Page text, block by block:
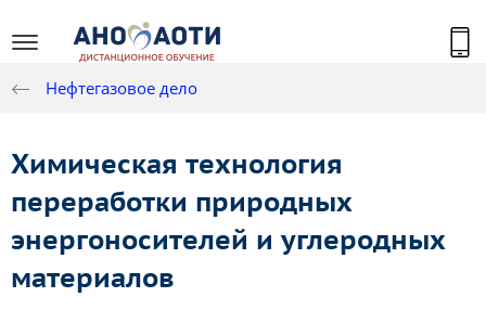
Нефтегазовое дело
Химическая технология
переработки природных
энергоносителей и углеродных
материалов